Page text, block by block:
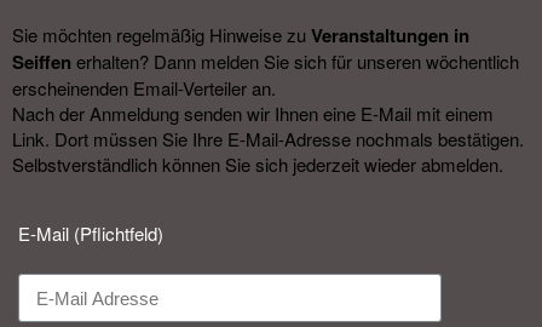
Sie möchten regelmäßig Hinweise zu Veranstal­tungen in
Seiffen erhalten? Dann melden Sie sich für unseren wöchentlich
erscheinenden Email-Verteiler an.
Nach der Anmeldung senden wir Ihnen eine E-Mail mit einem
Link. Dort müssen Sie Ihre E-Mail-Adresse nochmals bestätigen.
Selbstverständlich können Sie sich jederzeit wieder abmelden.​
E-Mail (Pflichtfeld)